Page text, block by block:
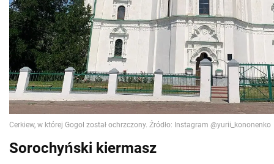
Sorochyński kiermasz